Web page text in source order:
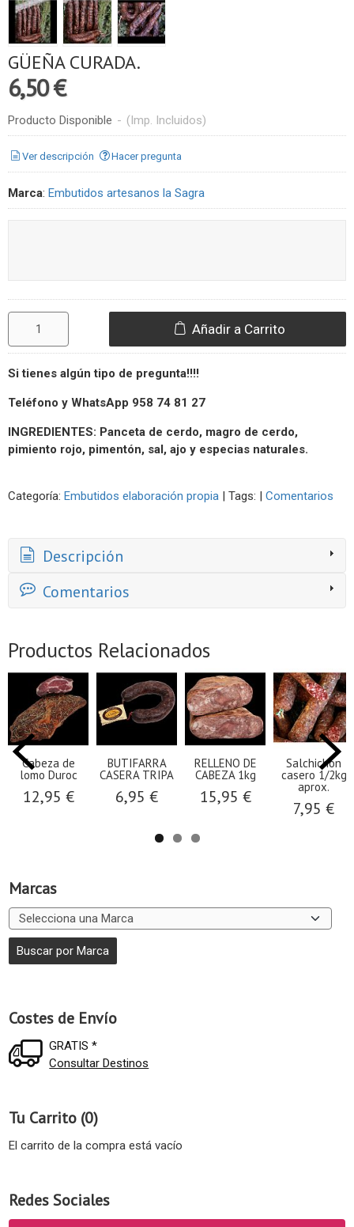
Marcas
Costes de Envío
GRATIS *
Consultar Destinos
Tu Carrito (0)
El carrito de la compra está vacío
Redes Sociales
GÜEÑA CURADA.
6,50 €
Producto Disponible - (Imp. Incluidos)
Ver descripción Hacer pregunta
Marca: Embutidos artesanos la Sagra
Añadir a Carrito
Si tienes algún tipo de pregunta!!!!
Teléfono y WhatsApp 958 74 81 27
INGREDIENTES: Panceta de cerdo, magro de cerdo,
pimiento rojo, pimentón, sal, ajo y especias naturales.
Categoría: Embutidos elaboración propia | Tags: | Comentarios
Descripción
Comentarios
Productos Relacionados
Cabeza de
lomo Duroc
12,95 €
BUTIFARRA
CASERA TRIPA
6,95 €
RELLENO DE
CABEZA 1kg
15,95 €
Salchichón
casero 1/2kg
aprox.
7,95 €